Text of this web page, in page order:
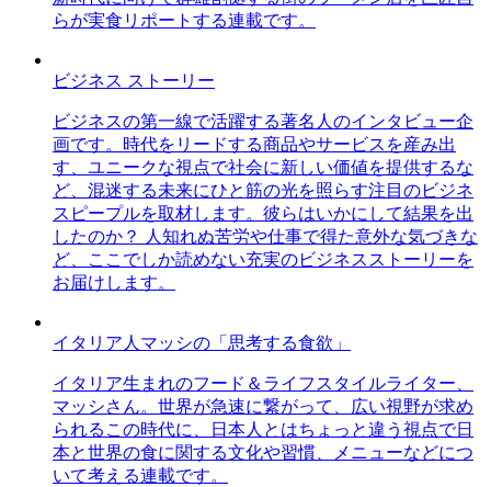
らが実食リポートする連載です。
ビジネス ストーリー
ビジネスの第一線で活躍する著名人のインタビュー企
画です。時代をリードする商品やサービスを産み出
す、ユニークな視点で社会に新しい価値を提供するな
ど、混迷する未来にひと筋の光を照らす注目のビジネ
スピープルを取材します。彼らはいかにして結果を出
したのか？ 人知れぬ苦労や仕事で得た意外な気づきな
ど、ここでしか読めない充実のビジネスストーリーを
お届けします。
イタリア人マッシの「思考する食欲」
イタリア生まれのフード＆ライフスタイルライター、
マッシさん。世界が急速に繋がって、広い視野が求め
られるこの時代に、日本人とはちょっと違う視点で日
本と世界の食に関する文化や習慣、メニューなどにつ
いて考える連載です。